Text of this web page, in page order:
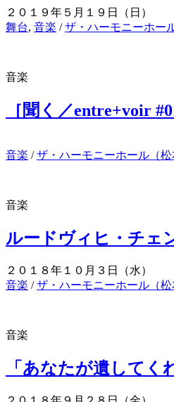
２０１９年５月１９日（日）
舞台, 音楽 /ザ・ハーモニーホー
音楽
［聞く／entre+voir
音楽 /ザ・ハーモニーホール（松
音楽
ルードヴィヒ・チェ
２０１８年１０月３日（水）
音楽 /ザ・ハーモニーホール（松
音楽
「あなたが遺してく